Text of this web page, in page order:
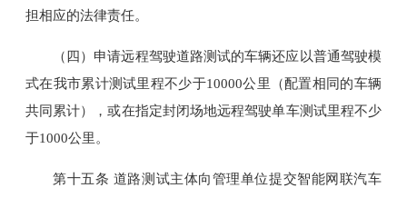
担相应的法律责任。
（四）申请远程驾驶道路测试的车辆还应以普通驾驶模
式在我市累计测试里程不少于10000公里（配置相同的车辆
共同累计），或在指定封闭场地远程驾驶单车测试里程不少
于1000公里。
第十五条 道路测试主体向管理单位提交智能网联汽车